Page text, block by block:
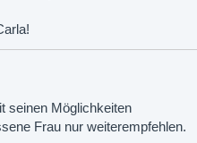
seinen Möglichkeiten
Frau nur weiterempfehlen.